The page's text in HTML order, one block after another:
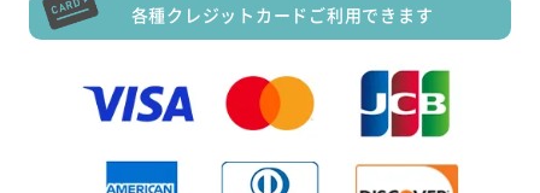
各種クレジットカードご利用できます